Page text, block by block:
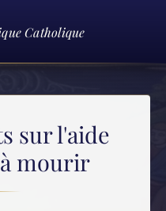
Catholique
sur l'aide
mourir